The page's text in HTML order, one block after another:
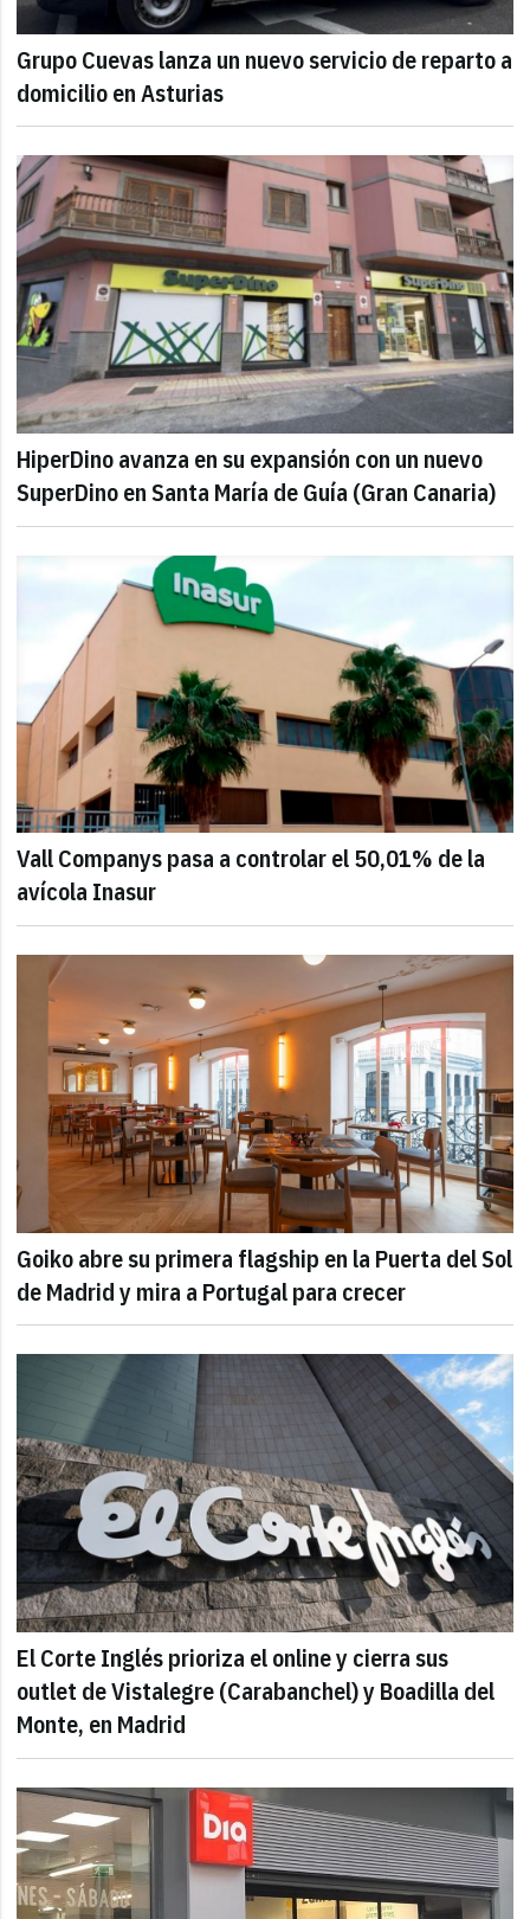
Grupo Cuevas lanza un nuevo servicio de reparto a
domicilio en Asturias
HiperDino avanza en su expansión con un nuevo
SuperDino en Santa María de Guía (Gran Canaria)
Vall Companys pasa a controlar el 50,01% de la
avícola Inasur
Goiko abre su primera flagship en la Puerta del Sol
de Madrid y mira a Portugal para crecer
El Corte Inglés prioriza el online y cierra sus
outlet de Vistalegre (Carabanchel) y Boadilla del
Monte, en Madrid